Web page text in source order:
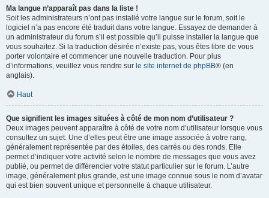
Ma langue n’apparaît pas dans la liste !
Soit les administrateurs n’ont pas installé votre langue sur le forum, soit le
logiciel n’a pas encore été traduit dans votre langue. Essayez de demander à
un administrateur du forum s’il est possible qu’il puisse installer la langue que
vous souhaitez. Si la traduction désirée n’existe pas, vous êtes libre de vous
porter volontaire et commencer une nouvelle traduction. Pour plus
d’informations, veuillez vous rendre sur le site internet de phpBB® (en
anglais).
Haut
Que signifient les images situées à côté de mon nom d’utilisateur ?
Deux images peuvent apparaître à côté de votre nom d’utilisateur lorsque vous
consultez un sujet. Une d’elles peut être une image associée à votre rang,
généralement représentée par des étoiles, des carrés ou des ronds. Elle
permet d’indiquer votre activité selon le nombre de messages que vous avez
publié, ou permet de différencier votre statut particulier sur le forum. L’autre
image, généralement plus grande, est une image connue sous le nom d’avatar
qui est bien souvent unique et personnelle à chaque utilisateur.